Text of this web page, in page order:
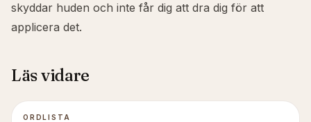
skyddar huden och inte får dig att dra dig för att
applicera det.
Läs vidare
ORDLISTA